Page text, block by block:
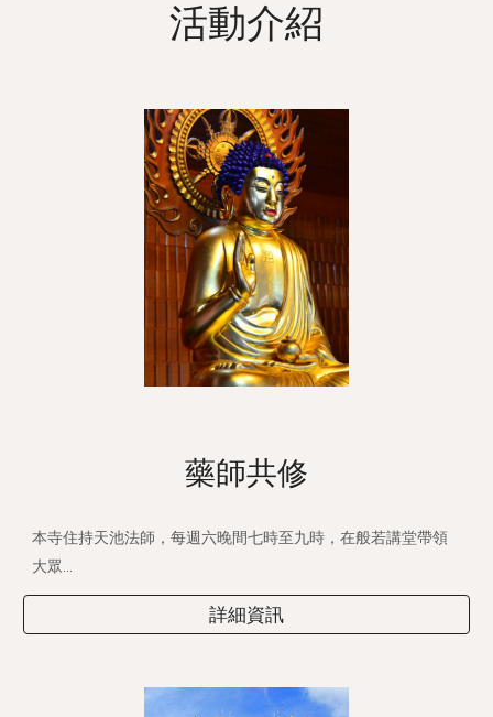
活動介紹
藥師共修
本寺住持天池法師，每週六晚間七時至九時，在般若講堂帶領
大眾...
詳細資訊